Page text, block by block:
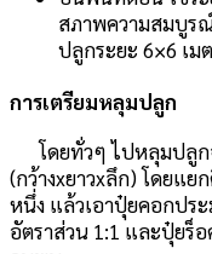
สภาพความสมบูร
ปลูกระยะ 6×6 เม
การเตรียมหลุมปลูก
โดยทั่วๆ ไปหลุมปลูกจ
(กว้างxยาวxลึก) โดยแย
หนึ่ง แล้วเอาปุ๋ยคอกปร
อัตราส่วน 1:1 และปุ๋ยร็